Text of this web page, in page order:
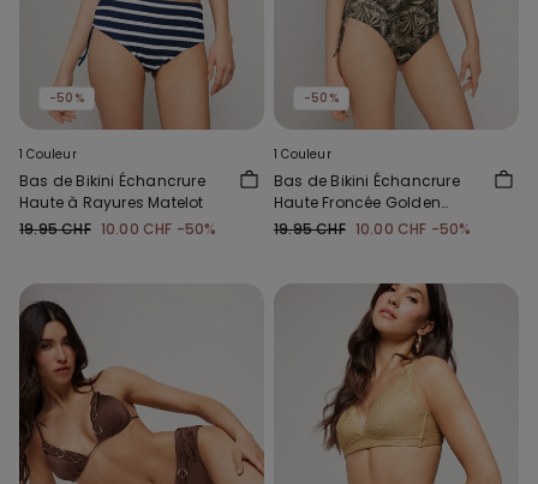
-50%
1 Couleur
Bas de Bikini Échancrure
Haute à Rayures Matelot
19.95 CHF 10.00 CHF -50%
-50%
1 Couleur
Bas de Bikini Échancrure
Haute Froncée Golden
Tropics
19.95 CHF 10.00 CHF -50%